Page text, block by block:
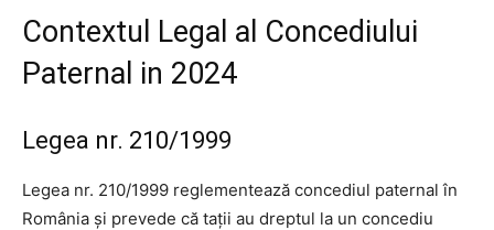
Contextul Legal al Concediului
Paternal in 2024
Legea nr. 210/1999
Legea nr. 210/1999 reglementează concediul paternal în
România și prevede că tații au dreptul la un concediu